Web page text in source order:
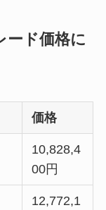
ード価格に
価格
10,828,4
00円
12,772,1